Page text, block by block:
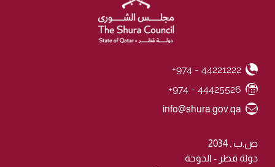
Phone Number
+974 - 44221222
Fax Number
+974 - 44425526
Email ID
info@shura.gov.qa
ص.ب . 2034
دولة قطر - الدوحة